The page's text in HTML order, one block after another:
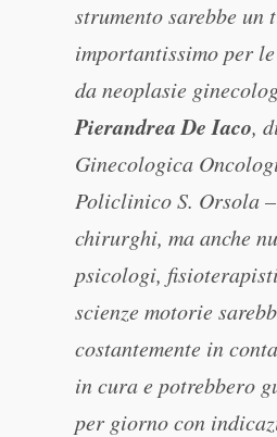
strumento sarebbe un
importantissimo per
da neoplasie
Pierandrea De Iaco,
Ginecologica
Policlinico S. Orsola
chirurghi, ma anche
psicologi,
scienze motorie
costantemente in
in cura e potrebbero
per giorno con